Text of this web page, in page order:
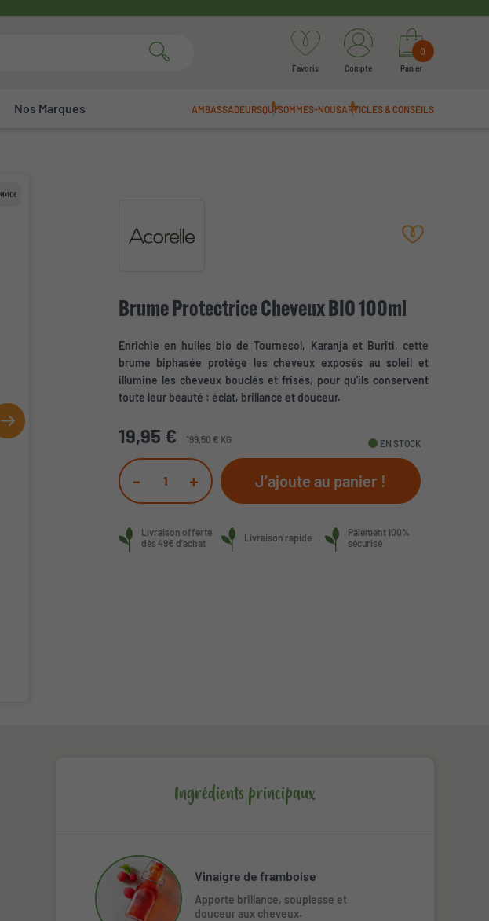
Favoris Compte
0
Panier
Nos Marques AMBASSADEURSQUI SOMMES-NOUSARTICLES & CONSEILS
Brume Protectrice Cheveux BIO 100ml
Enrichie en huiles bio de Tournesol, Karanja et Buriti, cette
brume biphasée protège les cheveux exposés au soleil et
illumine les cheveux bouclés et frisés, pour qu'ils conservent
toute leur beauté : éclat, brillance et douceur.
19,95 € 199,50 € KG fiber_manual_record EN STOCK
- + J’ajoute au panier !
Livraison offerte
dès 49€ d’achat
Livraison rapide
Paiement 100%
sécurisé
Ingrédients principaux
Vinaigre de framboise
Apporte brillance, souplesse et
douceur aux cheveux.